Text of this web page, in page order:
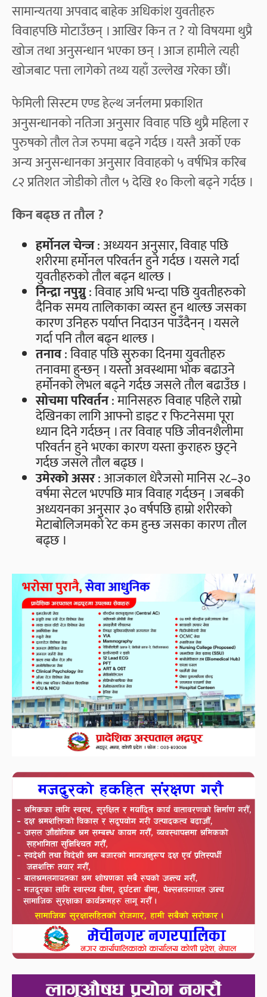
सामान्यतया अपवाद बाहेक अधिकांश युवतीहरु
विवाहपछि मोटाउँछन् । आखिर किन त ? यो विषयमा थुप्रै
खोज तथा अनुसन्धान भएका छन् । आज हामीले त्यही
खोजबाट पत्ता लागेको तथ्य यहाँ उल्लेख गरेका छौं।
फेमिली सिस्टम एण्ड हेल्थ जर्नलमा प्रकाशित
अनुसन्धानको नतिजा अनुसार विवाह पछि थुप्रै महिला र
पुरुषको तौल तेज रुपमा बढ्ने गर्दछ । यस्तै अर्को एक
अन्य अनुसन्धानका अनुसार विवाहको ५ वर्षभित्र करिब
८२ प्रतिशत जोडीको तौल ५ देखि १० किलो बढ्ने गर्दछ ।
किन बढ्छ त तौल ?
हर्मोनल चेन्ज: अध्ययन अनुसार, विवाह पछि
शरीरमा हर्मोनल परिवर्तन हुने गर्दछ । यसले गर्दा
युवतीहरुको तौल बढ्न थाल्छ ।
निन्द्रा नपुग्नु: विवाह अघि भन्दा पछि युवतीहरुको
दैनिक समय तालिकाका व्यस्त हुन थाल्छ जसका
कारण उनिहरु पर्याप्त निदाउन पाउँदैनन् । यसले
गर्दा पनि तौल बढ्न थाल्छ ।
तनाव: विवाह पछि सुरुका दिनमा युवतीहरु
तनावमा हुन्छन् । यस्तो अवस्थामा भोक बढाउने
हर्मोनको लेभल बढ्ने गर्दछ जसले तौल बढाउँछ ।
सोचमा परिवर्तन: मानिसहरु विवाह पहिले राम्रो
देखिनका लागि आफ्नो डाइट र फिटनेसमा पूरा
ध्यान दिने गर्दछन् । तर विवाह पछि जीवनशैलीमा
परिवर्तन हुने भएका कारण यस्ता कुराहरु छुट्ने
गर्दछ जसले तौल बढ्छ ।
उमेरको असर: आजकाल धेरैजसो मानिस २८–३०
वर्षमा सेटल भएपछि मात्र विवाह गर्दछन् । जबकी
अध्ययनका अनुसार ३० वर्षपछि हाम्रो शरीरको
मेटाबोलिजमको रेट कम हुन्छ जसका कारण तौल
बढ्छ ।